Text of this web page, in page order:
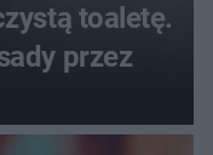
toaletę.
przez